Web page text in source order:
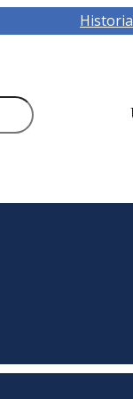
Historia